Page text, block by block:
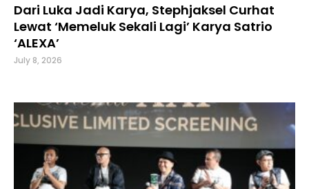
Dari Luka Jadi Karya, Stephjaksel Curhat
Lewat ‘Memeluk Sekali Lagi’ Karya Satrio
‘ALEXA’
July 8, 2026